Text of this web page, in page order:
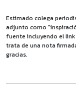
Estimado colega
adjunto como
fuente incluyendo el
trata de una nota
gracias.